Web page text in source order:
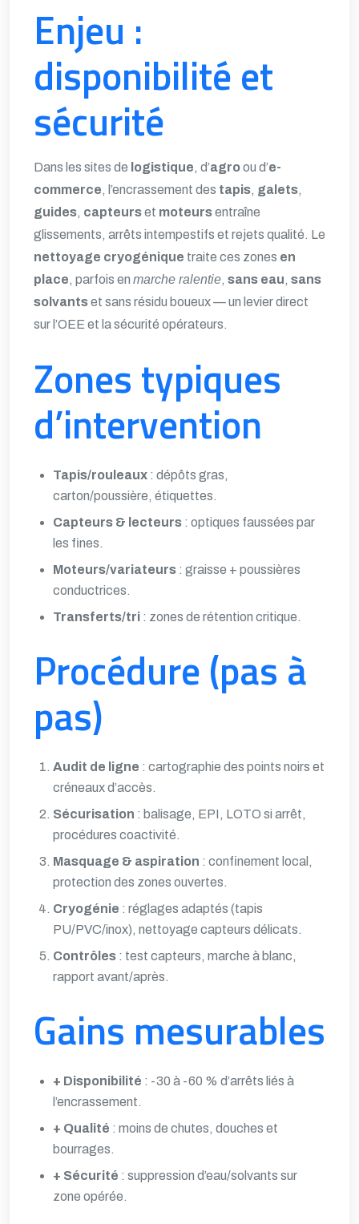
Enjeu :
disponibilité et
sécurité
Dans les sites de logistique, d’agroou d’e-
commerce, l’encrassement des tapis, galets,
guides, capteurset moteursentraîne
glissements, arrêts intempestifs et rejets qualité. Le
nettoyage cryogénique traite ces zones en
place, parfois en marche ralentie, sans eau, sans
solvantset sans résidu boueux — un levier direct
sur l’OEE et la sécurité opérateurs.
Zones typiques
d’intervention
Tapis/rouleaux : dépôts gras,
carton/poussière, étiquettes.
Capteurs & lecteurs : optiques faussées par
les fines.
Moteurs/variateurs : graisse + poussières
conductrices.
Transferts/tri : zones de rétention critique.
Procédure (pas à
pas)
Audit de ligne : cartographie des points noirs et
créneaux d’accès.
Sécurisation : balisage, EPI, LOTO si arrêt,
procédures coactivité.
Masquage & aspiration : confinement local,
protection des zones ouvertes.
Cryogénie : réglages adaptés (tapis
PU/PVC/inox), nettoyage capteurs délicats.
Contrôles : test capteurs, marche à blanc,
rapport avant/après.
Gains mesurables
+ Disponibilité : -30 à -60 % d’arrêts liés à
l’encrassement.
+ Qualité : moins de chutes, douches et
bourrages.
+ Sécurité : suppression d’eau/solvants sur
zone opérée.